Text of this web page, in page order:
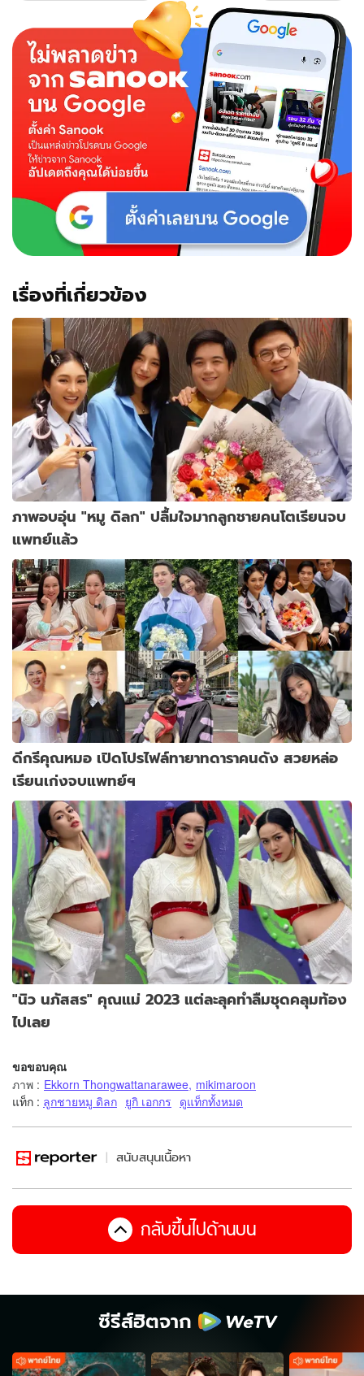
ลูกชาย
หมู
ดิลก
หนุ่ม
หน้า
ดีกรี
นักศึกษา
แพทย์
เรื่องที่เกี่ยวข้อง
ภาพอบอุ่น "หมู ดิลก" ปลื้มใจมากลูกชายคนโตเรียนจบ
แพทย์แล้ว
ดีกรีคุณหมอ เปิดโปรไฟล์ทายาทดาราคนดัง สวยหล่อ
เรียนเก่งจบแพทย์ฯ
"นิว นภัสสร" คุณแม่ 2023 แต่ละลุคทำลืมชุดคลุมท้อง
ไปเลย
ขอขอบคุณ
ภาพ : Ekkorn Thongwattanarawee, mikimaroon
แท็ก : ลูกชายหมู ดิลก ยูกิ เอกกร ดูแท็กทั้งหมด
สนับสนุนเนื้อหา
กลับขึ้นไปด้านบน
ซีรีส์ฮิตจาก